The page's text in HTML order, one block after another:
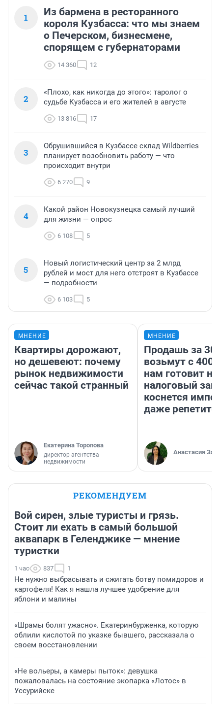
1
Из бармена в ресторанного
короля Кузбасса: что мы знаем
о Печерском, бизнесмене,
спорящем с губернаторами
14 360 12
2
«Плохо, как никогда до этого»: таролог о
судьбе Кузбасса и его жителей в августе
13 816 17
3
Обрушившийся в Кузбассе склад Wildberries
планирует возобновить работу — что
происходит внутри
6 270 9
4
Какой район Новокузнецка самый лучший
для жизни — опрос
6 108 5
5
Новый логистический центр за 2 млрд
рублей и мост для него отстроят в Кузбассе
— подробности
6 103 5
МНЕНИЕ
Квартиры дорожают,
но дешевеют: почему
рынок недвижимости
сейчас такой странный
Екатерина Торопова
директор агентства
недвижимости
МНЕНИЕ
Продашь за
возьмут с
нам готовит
налоговый
коснется
даже
Анастасия
РЕКОМЕНДУЕМ
Вой сирен, злые туристы и грязь.
Стоит ли ехать в самый большой
аквапарк в Геленджике — мнение
туристки
1 час 837 1
Не нужно выбрасывать и сжигать ботву помидоров и
картофеля! Как я нашла лучшее удобрение для
яблони и малины
«Шрамы болят ужасно». Екатеринбурженка, которую
облили кислотой по указке бывшего, рассказала о
своем восстановлении
«Не вольеры, а камеры пыток»: девушка
пожаловалась на состояние экопарка «Лотос» в
Уссурийске